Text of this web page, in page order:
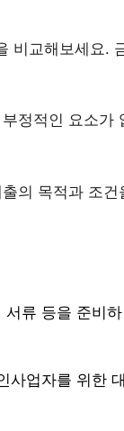
비교해보세요.
정적인 요소가
의 목적과 조
류 등을 준비
사업자를 위한